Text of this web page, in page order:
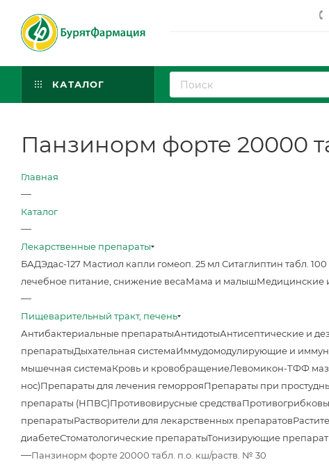
КАТАЛОГ
Панзинорм форте 20000
Главная
—
Каталог
—
Лекарственные препараты
БАДЭдас-127 Мастиол капли гомеоп. 25 мл Ситаглиптин табл.
лечебное питание, снижение весаМама и малышМедицинские
—
Пищеварительный тракт, печень
Антибактериальные препаратыАнтидотыАнтисептические и
препаратыДыхательная системаИммудомодулирующие и
мышечная системаКровь и кровобращениеЛевомикон-ТФФ
нос)Препараты для лечения геморрояПрепараты при
препараты (НПВС)Противовирусные средства
препаратыРастворители для лекарственных препаратов
диабетеСтоматологические препаратыТонизирующие
—Панзинорм форте 20000 табл. п.о. кш/раств. № 30